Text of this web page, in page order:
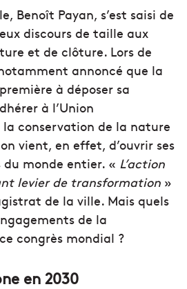
Benoît Payan, s’est saisi de
discours de taille aux
et de clôture. Lors de
annoncé que la
à déposer sa
à l’Union
conservation de la nature
vient, en effet, d’ouvrir ses
du monde entier. « L’action
levier de transformation »
de la ville. Mais quels
de la
congrès mondial ?
en 2030